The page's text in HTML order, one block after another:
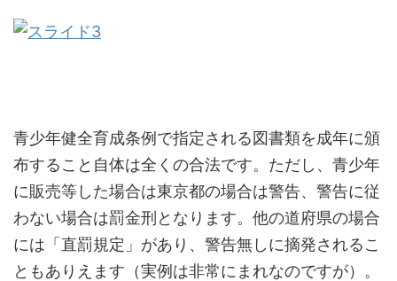
青少年健全育成条例で指定される図書類を成年に頒
布すること自体は全くの合法です。ただし、青少年
に販売等した場合は東京都の場合は警告、警告に従
わない場合は罰金刑となります。他の道府県の場合
には「直罰規定」があり、警告無しに摘発されるこ
ともありえます（実例は非常にまれなのですが）。